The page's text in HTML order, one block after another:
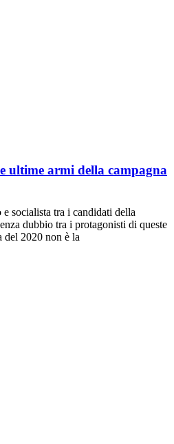
ultime armi della campagna
socialista tra i candidati della
dubbio tra i protagonisti di queste
del 2020 non è la